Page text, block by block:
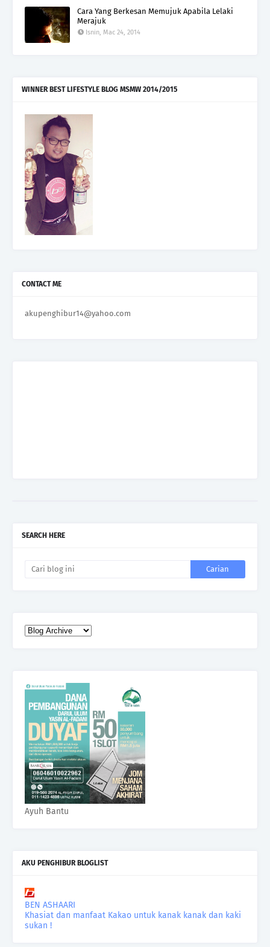
Cara Yang Berkesan Memujuk Apabila Lelaki
Merajuk
Isnin, Mac 24, 2014
WINNER BEST LIFESTYLE BLOG MSMW 2014/2015
CONTACT ME
akupenghibur14@yahoo.com
SEARCH HERE
Ayuh Bantu
AKU PENGHIBUR BLOGLIST
BEN ASHAARI
Khasiat dan manfaat Kakao untuk kanak kanak dan kaki
sukan !